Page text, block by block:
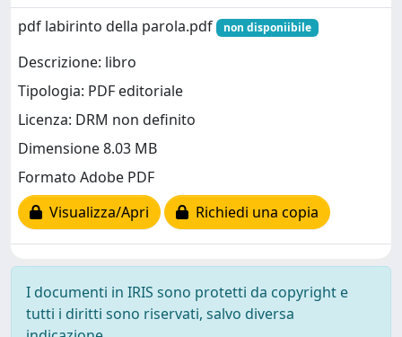
pdf labirinto della parola.pdf
non disponiibile
Descrizione: libro
Tipologia: PDF editoriale
Licenza: DRM non definito
Dimensione 8.03 MB
Formato Adobe PDF
Visualizza/Apri
Richiedi una copia
I documenti in IRIS sono protetti da copyright e
tutti i diritti sono riservati, salvo diversa